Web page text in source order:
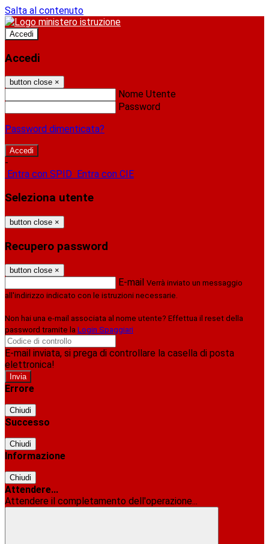
Salta al contenuto
Accedi
Accedi
button close ×
Nome Utente
Password
Password dimenticata?
-
Entra con SPID Entra con CIE
Seleziona utente
button close ×
Recupero password
button close ×
E-mail Verrà inviato un messaggio
all'indirizzo indicato con le istruzioni necessarie.
Non hai una e-mail associata al nome utente? Effettua il reset della
password tramite la Login Spaggiari
E-mail inviata, si prega di controllare la casella di posta
elettronica!
Errore
Chiudi
Successo
Chiudi
Informazione
Chiudi
Attendere...
Attendere il completamento dell'operazione...